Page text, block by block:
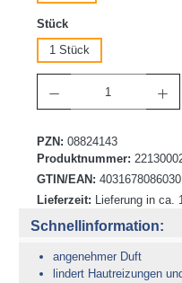
Stückauswählen
1 Stück
PZN: 08824143
Produktnummer:
GTIN/EAN: 4031678086030
Lieferzeit: Lieferung in ca.
Schnellinformation:
angenehmer Duft
lindert Hautreizungen